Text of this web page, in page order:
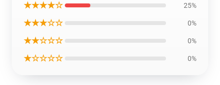
★★★★☆ 25%
★★★☆☆ 0%
★★☆☆☆ 0%
★☆☆☆☆ 0%